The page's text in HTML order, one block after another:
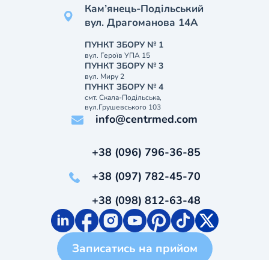
Кам’янець-Подільський
вул. Драгоманова 14А
ПУНКТ ЗБОРУ № 1
вул. Героїв УПА 15
ПУНКТ ЗБОРУ № 3
вул. Миру 2
ПУНКТ ЗБОРУ № 4
смт. Скала-Подільська,
вул.Грушевського 103
info@centrmed.com
+38 (096) 796-36-85
+38 (097) 782-45-70
+38 (098) 812-63-48
Записатись на прийом